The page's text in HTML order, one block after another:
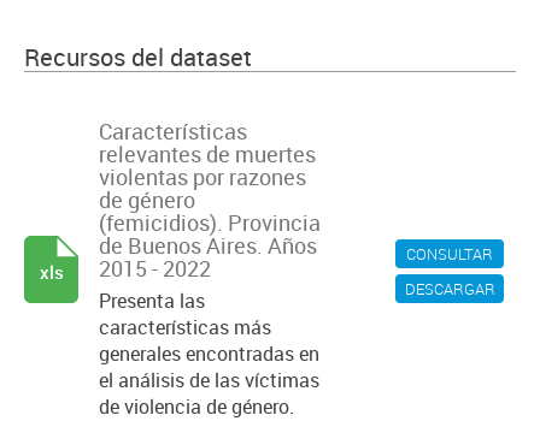
Recursos del dataset
CONSULTAR
DESCARGAR
Características
relevantes de muertes
violentas por razones
de género
(femicidios). Provincia
de Buenos Aires. Años
2015 - 2022
Presenta las
características más
generales encontradas en
el análisis de las víctimas
de violencia de género.
xls